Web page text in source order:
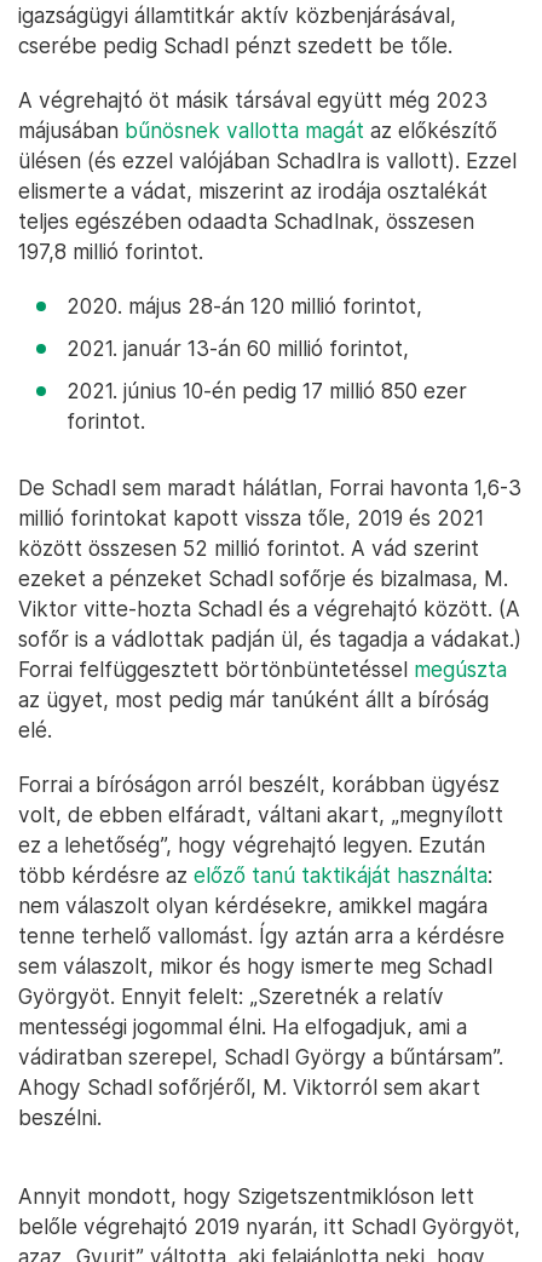
igazságügyi államtitkár aktív közbenjárásával,
cserébe pedig Schadl pénzt szedett be tőle.
A végrehajtó öt másik társával együtt még 2023
májusában bűnösnek vallotta magát az előkészítő
ülésen (és ezzel valójában Schadlra is vallott). Ezzel
elismerte a vádat, miszerint az irodája osztalékát
teljes egészében odaadta Schadlnak, összesen
197,8 millió forintot.
2020. május 28-án 120 millió forintot,
2021. január 13-án 60 millió forintot,
2021. június 10-én pedig 17 millió 850 ezer
forintot.
De Schadl sem maradt hálátlan, Forrai havonta 1,6-3
millió forintokat kapott vissza tőle, 2019 és 2021
között összesen 52 millió forintot. A vád szerint
ezeket a pénzeket Schadl sofőrje és bizalmasa, M.
Viktor vitte-hozta Schadl és a végrehajtó között. (A
sofőr is a vádlottak padján ül, és tagadja a vádakat.)
Forrai felfüggesztett börtönbüntetéssel megúszta
az ügyet, most pedig már tanúként állt a bíróság
elé.
Forrai a bíróságon arról beszélt, korábban ügyész
volt, de ebben elfáradt, váltani akart, „megnyílott
ez a lehetőség”, hogy végrehajtó legyen. Ezután
több kérdésre az előző tanú taktikáját használta:
nem válaszolt olyan kérdésekre, amikkel magára
tenne terhelő vallomást. Így aztán arra a kérdésre
sem válaszolt, mikor és hogy ismerte meg Schadl
Györgyöt. Ennyit felelt: „Szeretnék a relatív
mentességi jogommal élni. Ha elfogadjuk, ami a
vádiratban szerepel, Schadl György a bűntársam”.
Ahogy Schadl sofőrjéről, M. Viktorról sem akart
beszélni.
Annyit mondott, hogy Szigetszentmiklóson lett
belőle végrehajtó 2019 nyarán, itt Schadl Györgyöt,
azaz „Gyurit” váltotta, aki felajánlotta neki, hogy